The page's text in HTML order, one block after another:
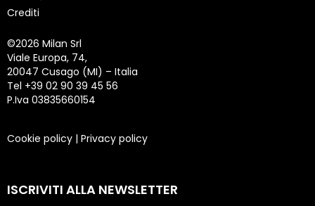
Crediti
©2026 Milan Srl
Viale Europa, 74,
20047 Cusago (MI) – Italia
Tel +39 02 90 39 45 56
P.Iva 03835660154
Cookie policy | Privacy policy
ISCRIVITI ALLA NEWSLETTER